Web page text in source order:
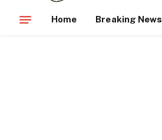
Home Breaking News